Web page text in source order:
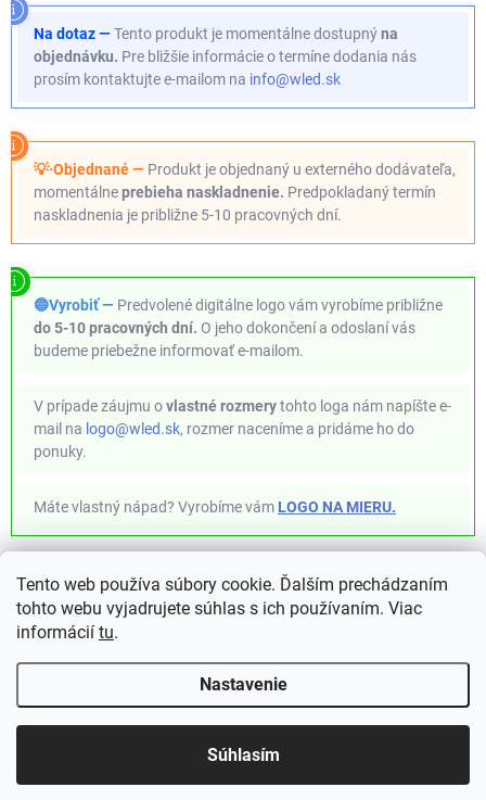
Tento web používa súbory cookie. Ďalším prechádzaním
tohto webu vyjadrujete súhlas s ich používaním. Viac
informácií tu.
Nastavenie
Súhlasím
nad 90 EUR
Na dotaz —Tento produkt je momentálne dostupnýna
objednávku. Pre bližšie informácie o termíne dodania nás
prosím kontaktujte e-mailom na info@wled.sk
💡·Objednané — Produkt je objednaný u externého dodávateľa,
momentálneprebieha naskladnenie. Predpokladaný termín
naskladnenia je približne 5-10 pracovných dní.
🔵Vyrobiť — Predvolené digitálne logo vám vyrobíme približne
do 5-10 pracovných dní. O jeho dokončení a odoslaní vás
budeme priebežne informovať e-mailom.
V prípade záujmu ovlastné rozmerytohto loga nám napíšte e-
mail na logo@wled.sk, rozmer naceníme a pridáme ho do
ponuky.
Máte vlastný nápad? Vyrobíme vám LOGO NA MIERU.
✦ WLED Project ✦ https://kno.wled.ge ✦
WLED.sk. Všetky práva vyhradené.